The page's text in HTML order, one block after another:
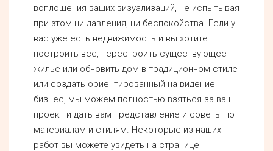
воплощения ваших визуализаций, не испытывая
при этом ни давления, ни беспокойства. Если у
вас уже есть недвижимость и вы хотите
построить все, перестроить существующее
жилье или обновить дом в традиционном стиле
или создать ориентированный на видение
бизнес, мы можем полностью взяться за ваш
проект и дать вам представление и советы по
материалам и стилям. Некоторые из наших
работ вы можете увидеть на странице